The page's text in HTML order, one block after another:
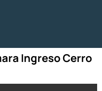
Ingreso Cerro